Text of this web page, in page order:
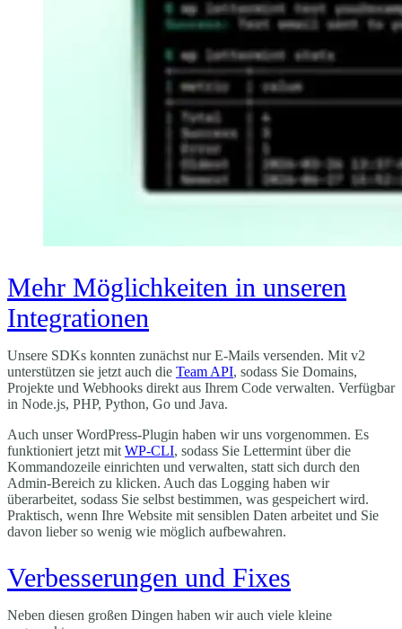
Mehr Möglichkeiten in unseren
Integrationen
Unsere SDKs konnten zunächst nur E-Mails versenden. Mit v2
unterstützen sie jetzt auch die Team API, sodass Sie Domains,
Projekte und Webhooks direkt aus Ihrem Code verwalten. Verfügbar
in Node.js, PHP, Python, Go und Java.
Auch unser WordPress-Plugin haben wir uns vorgenommen. Es
funktioniert jetzt mit WP-CLI, sodass Sie Lettermint über die
Kommandozeile einrichten und verwalten, statt sich durch den
Admin-Bereich zu klicken. Auch das Logging haben wir
überarbeitet, sodass Sie selbst bestimmen, was gespeichert wird.
Praktisch, wenn Ihre Website mit sensiblen Daten arbeitet und Sie
davon lieber so wenig wie möglich aufbewahren.
Verbesserungen und Fixes
Neben diesen großen Dingen haben wir auch viele kleine